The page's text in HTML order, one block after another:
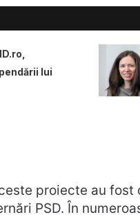
lui
proiecte au
PSD. În